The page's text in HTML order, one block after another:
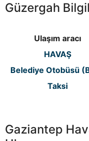
Güzergah
Ulaşım aracı
HAVAŞ
Belediye Otobüsü
Taksi
Gaziantep